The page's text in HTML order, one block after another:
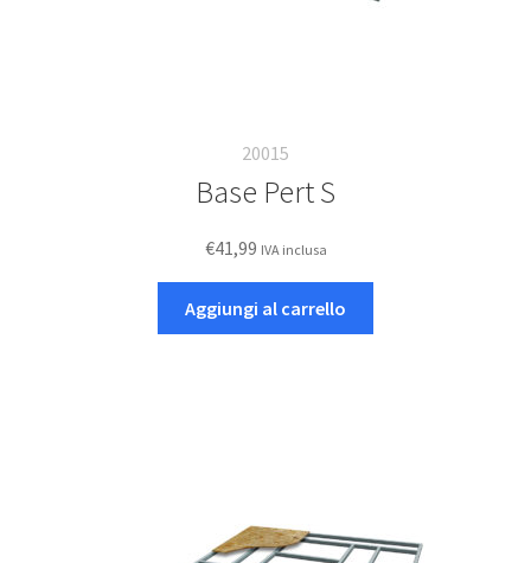
20015
Base Pert S
€41,99 IVA inclusa
Aggiungi al carrello